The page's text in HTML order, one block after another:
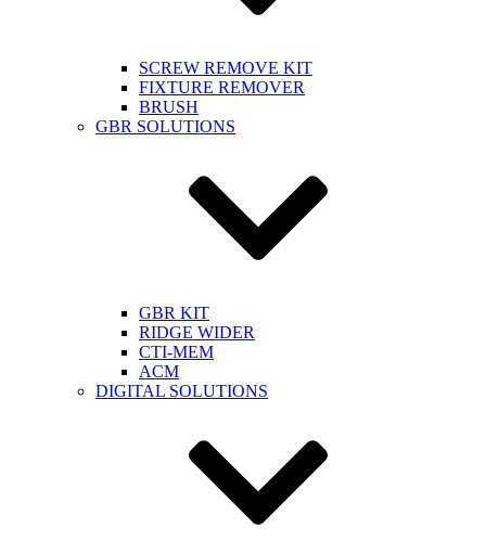
SCREW REMOVE KIT
FIXTURE REMOVER
BRUSH​
GBR SOLUTIONS
GBR KIT
RIDGE WIDER
CTI-MEM
ACM
DIGITAL SOLUTIONS